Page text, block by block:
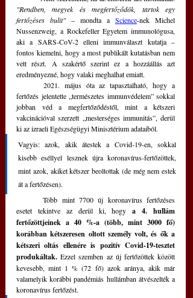
"Rendben, megyek és megfertőződök, tartok egy
fertőzéses bulit" – mondta a Science-nek Michel
Nussenzweig, a Rockefeller Egyetem immunológusa,
aki a SARS-CoV-2 elleni immunválaszt kutatja –
fontos kiemelni, hogy a most publikált kutatásban nem
vett részt. A szakértő szerint ez a hozzáállás azt
eredményezné, hogy valaki meghalhat emiatt.
fertőzés jelentette „természetes immunvédelem” sokkal
jobban véd a megfertőződéstől, mint a kétszeri
vakcinációval szerzett „mesterséges immunitás”, derül
ki az izraeli Egészségügyi Minisztérium adataiból.
Vagyis: azok, akik átestek a Covid-19-en, sokkal
kisebb eséllyel lesznek újra koronavírus-fertőzöttek,
mint azok, akiket kétszer beoltottak (de még nem estek
át a fertőzésen).
	Több mint 7700 új koronavírus fertőzéses
esetet tekintve az derül ki, hogy a 4. hullám
fertőzöttjeinek a 40 %-a (több, mint 3000 fő)
korábban kétszeresen oltott személy volt, és ők a
kétszeri oltás ellenére is pozitív Covid-19-tesztet
produkáltak. Ezzel szemben az új fertőzöttek között
kevesebb, mint 1 % (72 fő) azok aránya, akik már
valamelyik korábbi pandémiás hullámban átvészelték a
koronavírus fertőzést.